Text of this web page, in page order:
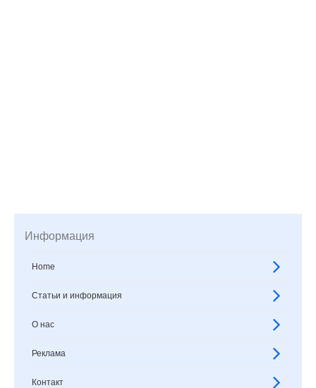
Информация
Home
Статьи и информация
О нас
Реклама
Контакт